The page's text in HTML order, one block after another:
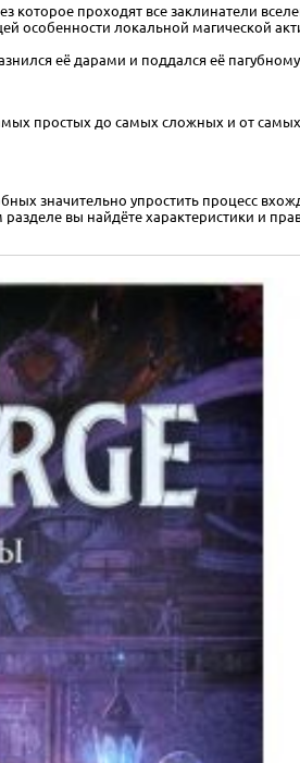
которое проходят все заклинатели
особенности локальной магической
её дарами и поддался её
простых до самых сложных и от
значительно упростить процесс
вы найдёте характеристики и